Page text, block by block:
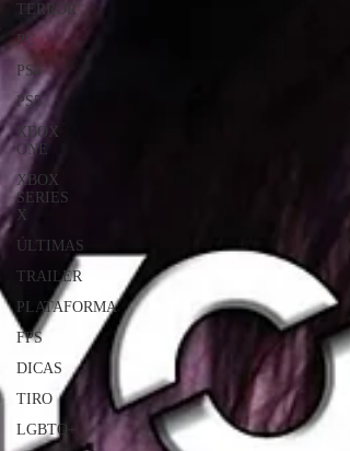
TERROR
PC
PS4
PS5
XBOX
ONE
XBOX
SERIES
X
ÚLTIMAS
TRAILER
PLATAFORMA
FPS
DICAS
TIRO
LGBTQ+